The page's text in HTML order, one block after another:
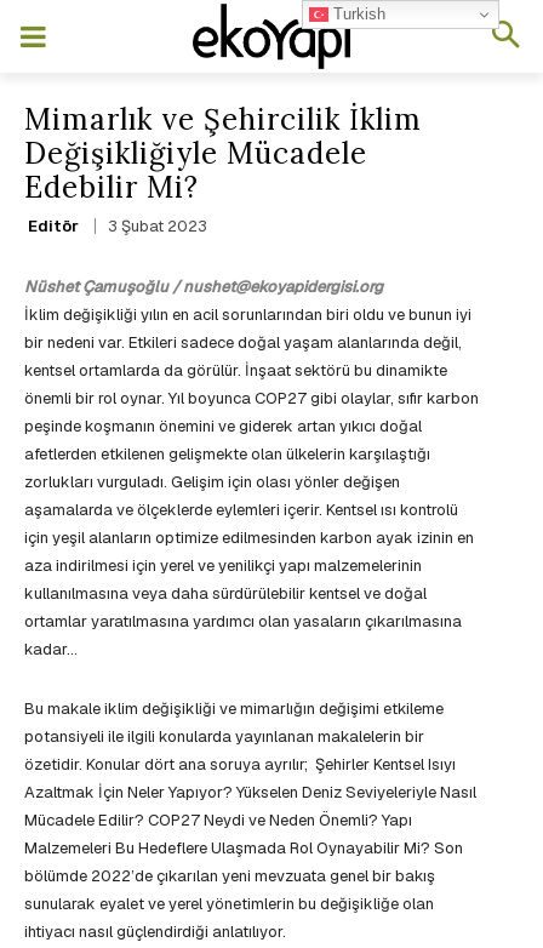
Mimarlık ve Şehircilik İklim
Değişikliğiyle Mücadele
Edebilir Mi?
Editör 3 Şubat 2023
Nüshet Çamuşoğlu / nushet@ekoyapidergisi.org
İklim değişikliği yılın en acil sorunlarından biri oldu ve bunun iyi
bir nedeni var. Etkileri sadece doğal yaşam alanlarında değil,
kentsel ortamlarda da görülür. İnşaat sektörü bu dinamikte
önemli bir rol oynar. Yıl boyunca COP27 gibi olaylar, sıfır karbon
peşinde koşmanın önemini ve giderek artan yıkıcı doğal
afetlerden etkilenen gelişmekte olan ülkelerin karşılaştığı
zorlukları vurguladı. Gelişim için olası yönler değişen
aşamalarda ve ölçeklerde eylemleri içerir. Kentsel ısı kontrolü
için yeşil alanların optimize edilmesinden karbon ayak izinin en
aza indirilmesi için yerel ve yenilikçi yapı malzemelerinin
kullanılmasına veya daha sürdürülebilir kentsel ve doğal
ortamlar yaratılmasına yardımcı olan yasaların çıkarılmasına
kadar…
Bu makale iklim değişikliği ve mimarlığın değişimi etkileme
potansiyeli ile ilgili konularda yayınlanan makalelerin bir
özetidir. Konular dört ana soruya ayrılır; Şehirler Kentsel Isıyı
Azaltmak İçin Neler Yapıyor? Yükselen Deniz Seviyeleriyle Nasıl
Mücadele Edilir? COP27 Neydi ve Neden Önemli? Yapı
Malzemeleri Bu Hedeflere Ulaşmada Rol Oynayabilir Mi? Son
bölümde 2022’de çıkarılan yeni mevzuata genel bir bakış
sunularak eyalet ve yerel yönetimlerin bu değişikliğe olan
ihtiyacı nasıl güçlendirdiği anlatılıyor.
Turkish